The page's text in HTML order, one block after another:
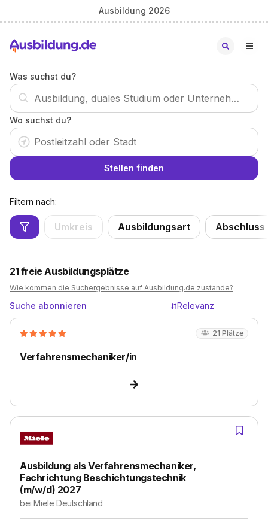
Ausbildung 2026
Was suchst du?
Wo suchst du?
Stellen finden
Filtern nach:
Umkreis Ausbildungsart Abschluss
21freie Ausbildungsplätze
Wie kommen die Suchergebnisse auf Ausbildung.de zustande?
Suche abonnieren Relevanz
21 Plätze
Verfahrensmechaniker/in
Ausbildung als Verfahrensmechaniker,
Fachrichtung Beschichtungstechnik
(m/w/d) 2027
beiMiele Deutschland